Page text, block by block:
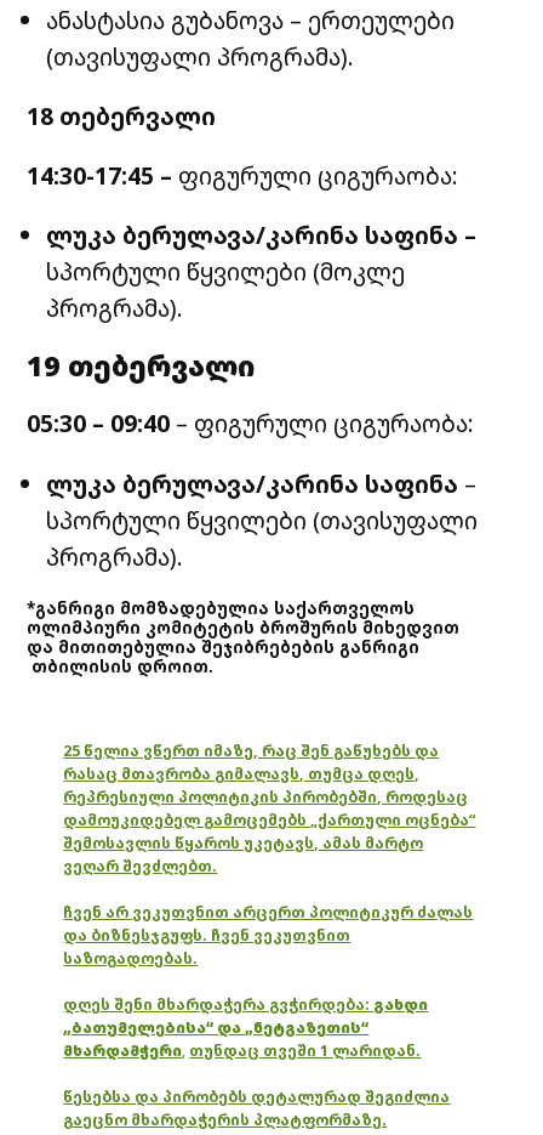
ანასტასია გუბანოვა – ერთეულები
(თავისუფალი პროგრამა).
18 თებერვალი
14:30-17:45 – ფიგურული ციგურაობა:
ლუკა ბერულავა/კარინა საფინა –
სპორტული წყვილები (მოკლე
პროგრამა).
19 თებერვალი
05:30 – 09:40 – ფიგურული ციგურაობა:
ლუკა ბერულავა/კარინა საფინა –
სპორტული წყვილები (თავისუფალი
პროგრამა).
*განრიგი მომზადებულია საქართველოს
ოლიმპიური კომიტეტის ბროშურის მიხედვით
და მითითებულია შეჯიბრებების განრიგი
თბილისის დროით.
25 წელია ვწერთ იმაზე, რაც შენ გაწუხებს და
რასაც მთავრობა გიმალავს, თუმცა დღეს,
რეპრესიული პოლიტიკის პირობებში, როდესაც
დამოუკიდებელ გამოცემებს „ქართული ოცნება“
შემოსავლის წყაროს უკეტავს, ამას მარტო
ვეღარ შევძლებთ.
ჩვენ არ ვეკუთვნით არცერთ პოლიტიკურ ძალას
და ბიზნესჯგუფს. ჩვენ ვეკუთვნით
საზოგადოებას.
დღეს შენი მხარდაჭერა გვჭირდება: გახდი
„ბათუმელებისა“ და „ნეტგაზეთის“
მხარდამჭერი, თუნდაც თვეში 1 ლარიდან.
წესებსა და პირობებს დეტალურად შეგიძლია
გაეცნო მხარდაჭერის პლატფორმაზე.